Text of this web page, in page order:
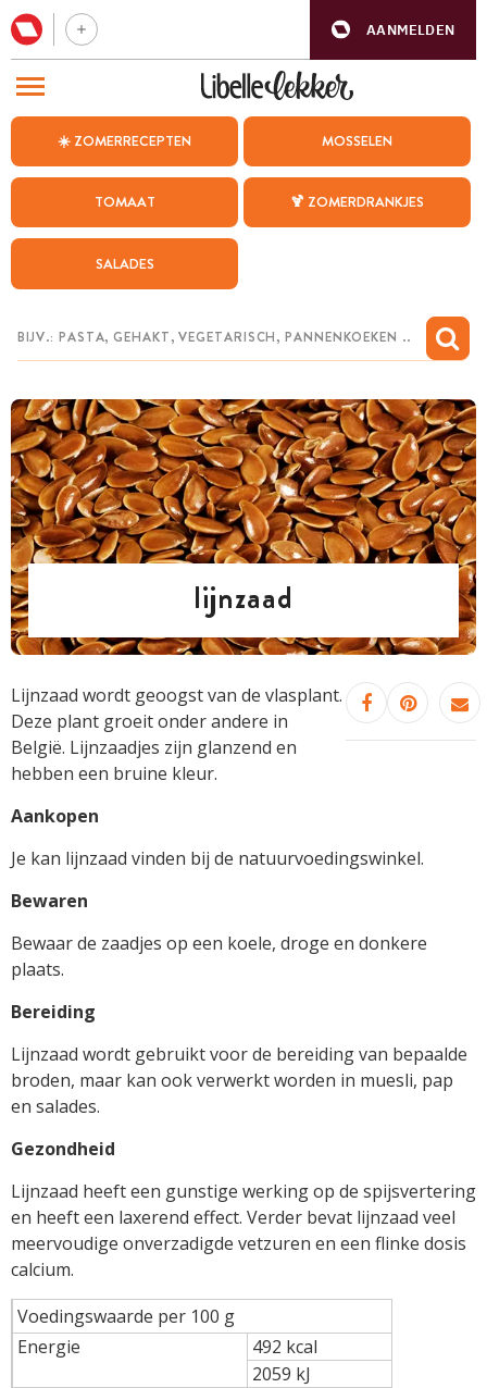
AANMELDEN
☀️ ZOMERRECEPTEN MOSSELEN
TOMAAT 🍹 ZOMERDRANKJES
SALADES
lijnzaad
Lijnzaad wordt geoogst van de vlasplant.
Deze plant groeit onder andere in
België. Lijnzaadjes zijn glanzend en
hebben een bruine kleur.
Aankopen
Je kan lijnzaad vinden bij de natuurvoedingswinkel.
Bewaren
Bewaar de zaadjes op een koele, droge en donkere
plaats.
Bereiding
Lijnzaad wordt gebruikt voor de bereiding van bepaalde
broden, maar kan ook verwerkt worden in muesli, pap
en salades.
Gezondheid
Lijnzaad heeft een gunstige werking op de spijsvertering
en heeft een laxerend effect. Verder bevat lijnzaad veel
meervoudige onverzadigde vetzuren en een flinke dosis
calcium.
Voedingswaarde per 100 g
Energie
492 kcal
2059 kJ
BEZOEK ONZE ANDERE WEBSITES
WEEKMENU
CHAT MET MAIA
MIJN BEWAARDE RECEPTEN